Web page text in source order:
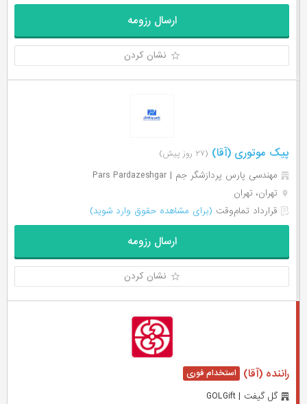
ارسال رزومه
نشان کردن
پیک موتوری (آقا) (۲۷ روز پیش)
مهندسی پارس پردازشگر جم | Pars Pardazeshgar
تهران، تهران
قرارداد تمام‌وقت (برای مشاهده حقوق وارد شوید)
ارسال رزومه
نشان کردن
راننده (آقا)
گل گیفت | GOLGift